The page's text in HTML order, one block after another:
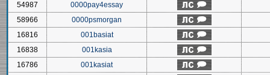
54987
0000pay4essay
58966
0000psmorgan
16816
001basiat
16838
001kasia
16786
001kasiat